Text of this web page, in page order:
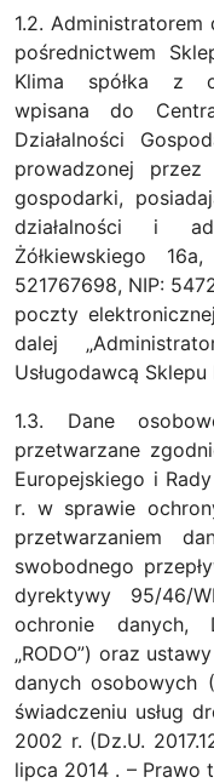
1.2.
pośrednictwem
Klima spółka z
wpisana do
Działalności
prowadzonej
gospodarki,
działalności i
Żółkiewskiego
521767698, NIP:
poczty
dalej
Usługodawcą
1.3. Dane
przetwarzane
Europejskiego i
r. w sprawie
przetwarzaniem
swobodnego
dyrektywy 95/46/
ochronie danych,
„RODO”) oraz
danych osobowych
świadczeniu usług
2002 r. (Dz.U.
lipca 2014 . – Prawo